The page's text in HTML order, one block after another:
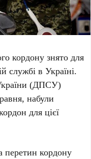
кордону знято для
службі в Україні.
(ДПСУ)
, набули
для цієї
перетин кордону